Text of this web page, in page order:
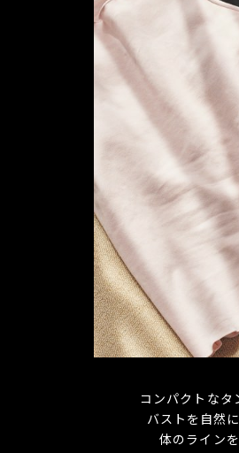
コンパクトなタ
バストを自然
体のライン